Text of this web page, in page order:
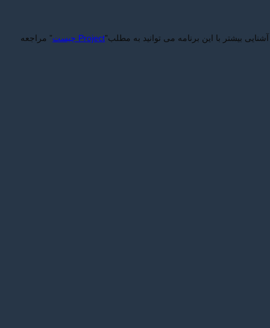
بیشتر با این برنامه می توانید به مطلب”Project چیست
” مراجعه